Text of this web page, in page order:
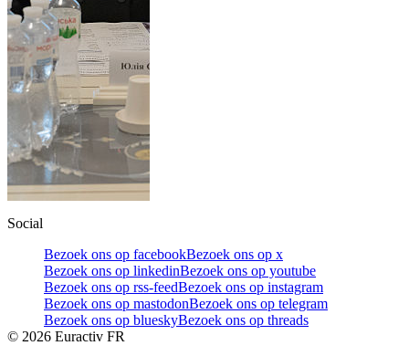
Social
Bezoek ons op facebookBezoek ons op x
Bezoek ons op linkedinBezoek ons op youtube
Bezoek ons op rss-feedBezoek ons op instagram
Bezoek ons op mastodonBezoek ons op telegram
Bezoek ons op blueskyBezoek ons op threads
© 2026 Euractiv FR